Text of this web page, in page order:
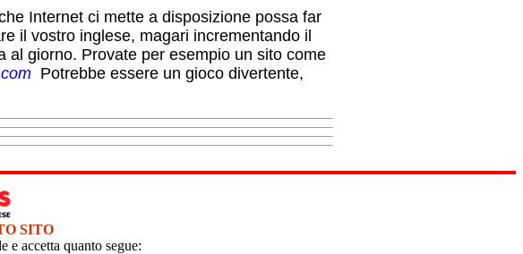
Internet ci mette a disposizione possa far
il vostro inglese, magari incrementando il
al giorno. Provate per esempio un sito come
Potrebbe essere un gioco divertente,
SITO
e accetta quanto segue: